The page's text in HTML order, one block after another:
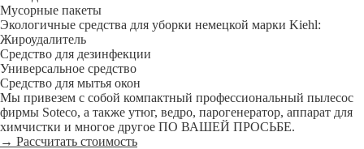
Мусорные пакеты
Экологичные средства для уборки немецкой марки Kiehl:
Жироудалитель
Средство для дезинфекции
Универсальное средство
Средство для мытья окон
Мы привезем с собой компактный профессиональный пылесос
фирмы Soteco, а также утюг, ведро, парогенератор, аппарат для
химчистки и многое другое ПО ВАШЕЙ ПРОСЬБЕ.
→ Рассчитать стоимость